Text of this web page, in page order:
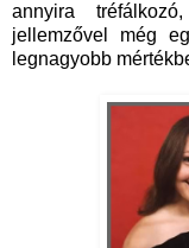
annyira
jellemzővel még
legnagyobb